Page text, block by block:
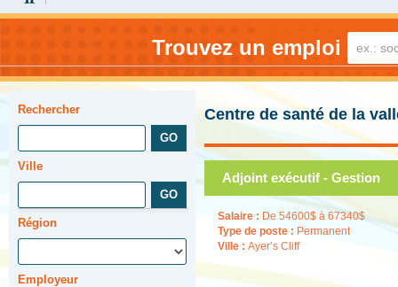
Trouvez un emploi
Rechercher
Ville
Région
Employeur
Centre de santé de la
Adjoint exécutif - Gestion
Salaire : De 54600$ à 67340$
Type de poste : Permanent
Ville : Ayer’s Cliff